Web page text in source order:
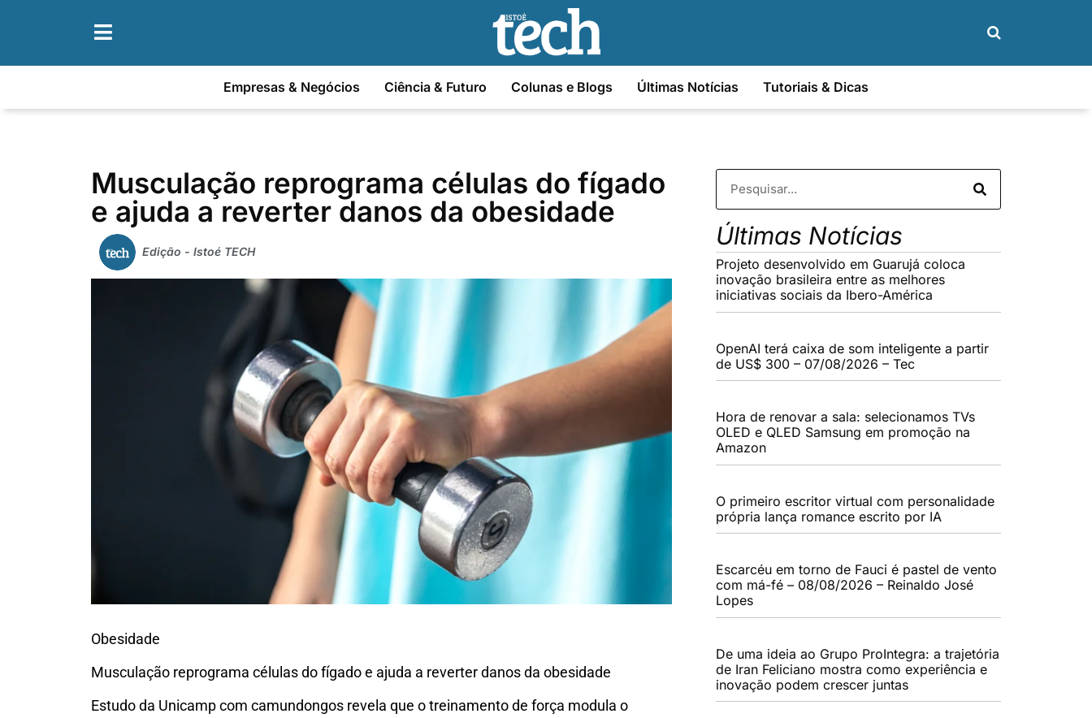
Empresas & Negócios Ciência & Futuro Colunas e Blogs Últimas Notícias Tutoriais & Dicas
Musculação reprograma células do fígado
e ajuda a reverter danos da obesidade
Edição - Istoé TECH
Obesidade
Musculação reprograma células do fígado e ajuda a reverter danos da obesidade
Estudo da Unicamp com camundongos revela que o treinamento de força modula o
Últimas Notícias
Projeto desenvolvido em Guarujá coloca
inovação brasileira entre as melhores
iniciativas sociais da Ibero-América
OpenAI terá caixa de som inteligente a partir
de US$ 300 – 07/08/2026 – Tec
Hora de renovar a sala: selecionamos TVs
OLED e QLED Samsung em promoção na
Amazon
O primeiro escritor virtual com personalidade
própria lança romance escrito por IA
Escarcéu em torno de Fauci é pastel de vento
com má-fé – 08/08/2026 – Reinaldo José
Lopes
De uma ideia ao Grupo ProIntegra: a trajetória
de Iran Feliciano mostra como experiência e
inovação podem crescer juntas